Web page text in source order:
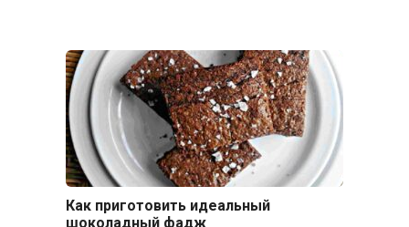
Как приготовить идеальный
шоколадный фадж